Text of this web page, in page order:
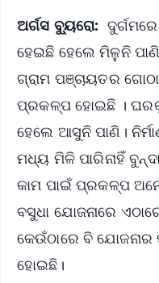
ଅର୍ଗସ ବ୍ୟୁରୋ:
ହେଇଛି ହେଲେ ମିଳୁନି
ଗ୍ରାମ ପଞ୍ଚାୟତର
ପ୍ରକଳ୍ପ ହୋଇଛି ।
ହେଲେ ଆସୁନି ପାଣି।
ମଧ୍ୟ ମିଳି ପାରିନାହିଁ
କାମ ପାଇଁ ପ୍ରକଳ୍ପ
ବସୁଧା ଯୋଜନାରେ
କେଉଁଠାରେ ବି
ହୋଇଛି।